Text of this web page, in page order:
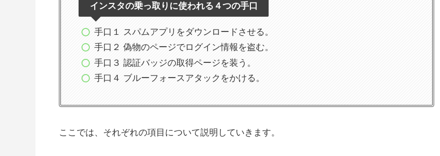
インスタの乗っ取りに使われる４つの手口
手口１ スパムアプリをダウンロードさせる。
手口２ 偽物のページでログイン情報を盗む。
手口３ 認証バッジの取得ページを装う。
手口４ ブルーフォースアタックをかける。
ここでは、それぞれの項目について説明していきます。